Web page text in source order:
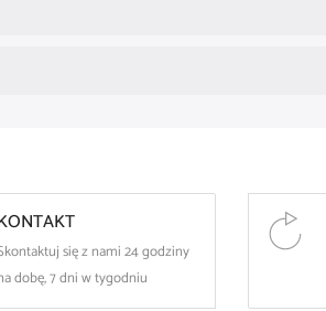
się z nami 24 godziny
dobę, 7 dni w tygodniu